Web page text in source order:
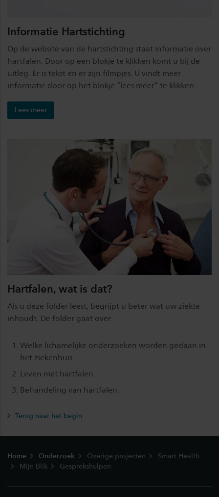
Informatie Hartstichting
Op de website van de hartstichting staat informatie over
hartfalen. Door op een blokje te klikken komt u bij de
uitleg. Er is tekst en er zijn filmpjes. U vindt meer
informatie door op het blokje “lees meer” te klikken.
Lees meer
Hartfalen, wat is dat?
Als u deze folder leest, begrijpt u beter wat uw ziekte
inhoudt. De folder gaat over:
Welke lichamelijke onderzoeken worden gedaan in
het ziekenhuis.
Leven met hartfalen.
Behandeling van hartfalen.
Terug naar het begin
Home Onderzoek Overige projecten
Smart Health
Mijn Blik
Gesprekshulpen